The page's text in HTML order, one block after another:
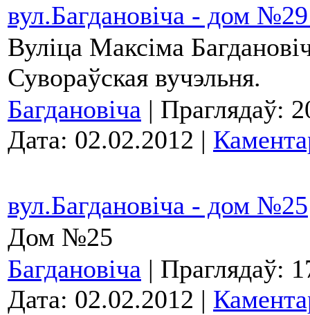
вул.Багдановіча - дом
Вуліца Максіма
Сувораўская вучэльня.
Багдановіча | Праглядаў:
Дата: 02.02.2012 |
вул.Багдановіча - дом №25
Дом №25
Багдановіча | Праглядаў:
Дата: 02.02.2012 |